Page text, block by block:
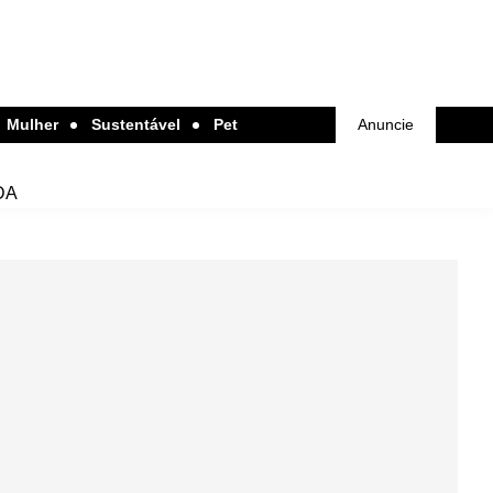
Mulher Sustentável Pet Anuncie